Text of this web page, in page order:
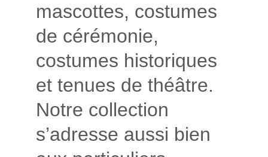
mascottes, costumes
de cérémonie,
costumes historiques
et tenues de théâtre.
Notre collection
s’adresse aussi bien